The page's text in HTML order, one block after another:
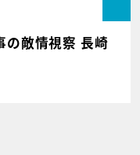
の敵情視察 長崎